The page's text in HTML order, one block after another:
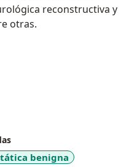
reconstructiva y
otras.
benigna